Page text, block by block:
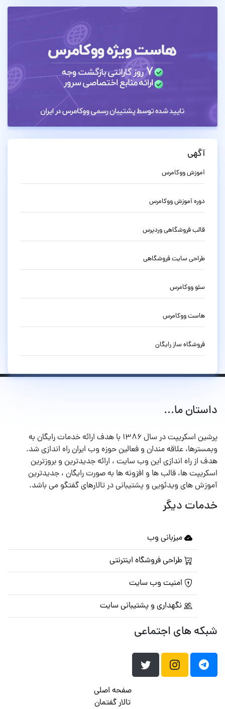
آگهی
آموزش ووکامرس
دوره آموزش ووکامرس
قالب فروشگاهی وردپرس
طراحی سایت فروشگاهی
سئو ووکامرس
هاست ووکامرس
فروشگاه ساز رایگان
داستان ما...
پرشین اسکریپت در سال ۱۳۸۶ با هدف ارائه خدمات رایگان به
وبمسترها، علاقه مندان و فعالین حوزه وب ایران راه اندازی شد.
هدف از راه اندازی این وب سایت ، ارائه جدیدترین و بروزترین
اسکریپت ها، قالب ها و افزونه ها به صورت رایگان ، جدیدترین
آموزش های ویدئویی و پشتیبانی در تالارهای گفتگو می باشد.
خدمات دیگر
میزبانی وب
طراحی فروشگاه اینترنتی
امنیت وب سایت
نگهداری و پشتیبانی سایت
شبکه های اجتماعی
صفحه اصلی
تالار گفتمان